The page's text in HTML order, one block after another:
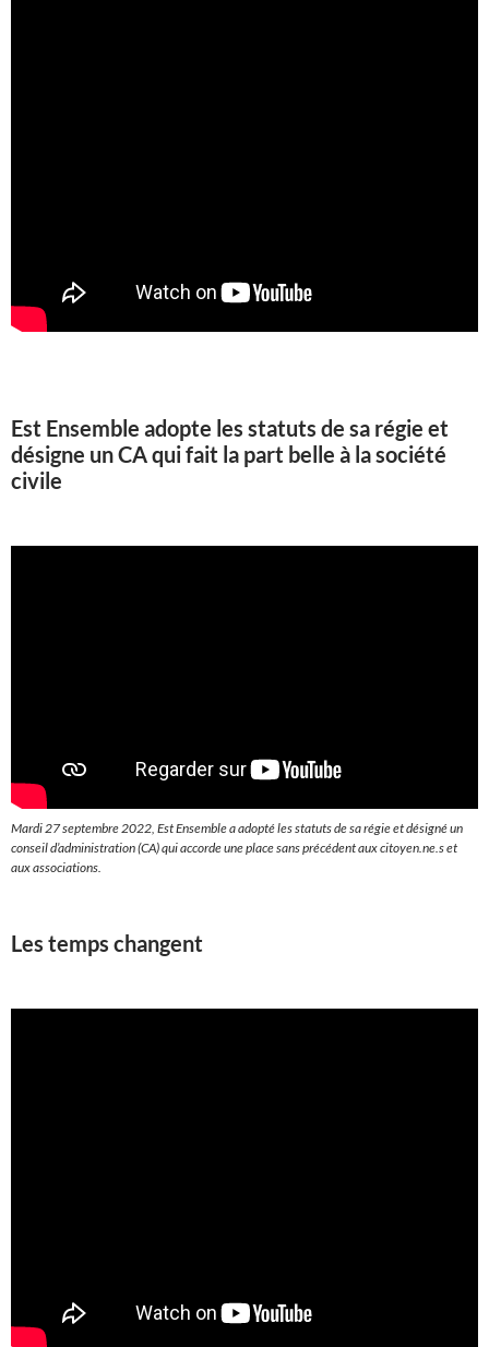
Est Ensemble adopte les statuts de sa régie et
désigne un CA qui fait la part belle à la société
civile
Mardi 27 septembre 2022, Est Ensemble a adopté les statuts de sa régie et désigné un
conseil d’administration (CA) qui accorde une place sans précédent aux citoyen.ne.s et
aux associations.
Les temps changent